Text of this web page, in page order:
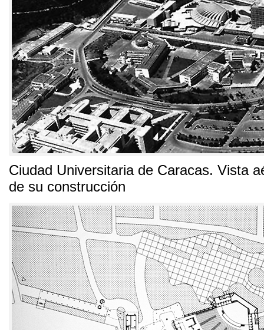
Ciudad Universitaria de Caracas. Vista
de su construcción